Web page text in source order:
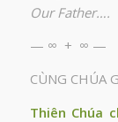
Our Father….
— ∞ + ∞ —
CÙNG CHÚA
Thiên Chúa